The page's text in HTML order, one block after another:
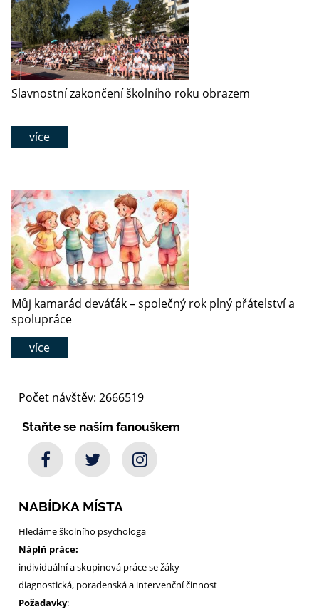
Slavnostní zakončení školního roku obrazem
více
Můj kamarád deváťák – společný rok plný přátelství a
spolupráce
více
Počet návštěv: 2666519
Staňte se naším fanouškem
NABÍDKA MÍSTA
Hledáme školního psychologa
Náplň práce:
individuální a skupinová práce se žáky
diagnostická, poradenská a intervenční činnost
Požadavky: